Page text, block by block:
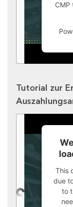
Tutorial zur
This
due
to